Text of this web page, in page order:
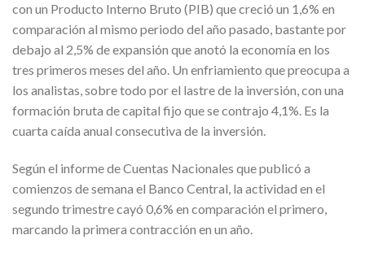
con un Producto Interno Bruto (PIB) que creció un 1,6% en
comparación al mismo periodo del año pasado, bastante por
debajo al 2,5% de expansión que anotó la economía en los
tres primeros meses del año. Un enfriamiento que preocupa a
los analistas, sobre todo por el lastre de la inversión, con una
formación bruta de capital fijo que se contrajo 4,1%. Es la
cuarta caída anual consecutiva de la inversión.
Según el informe de Cuentas Nacionales que publicó a
comienzos de semana el Banco Central, la actividad en el
segundo trimestre cayó 0,6% en comparación el primero,
marcando la primera contracción en un año.